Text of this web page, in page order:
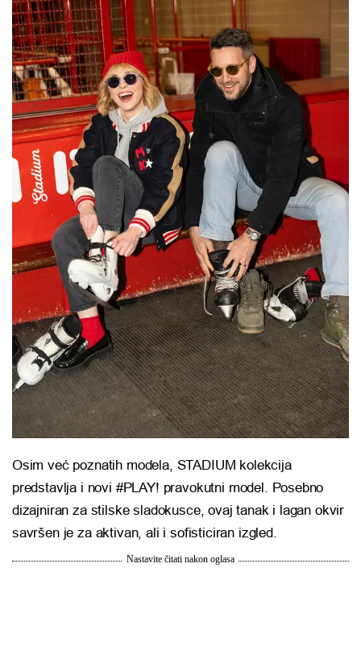
Osim već poznatih modela, STADIUM kolekcija
predstavlja i novi #PLAY! pravokutni model. Posebno
dizajniran za stilske sladokusce, ovaj tanak i lagan okvir
savršen je za aktivan, ali i sofisticiran izgled.
Nastavite čitati nakon oglasa